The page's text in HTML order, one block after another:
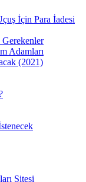
İçin Para İadesi
Adamları
(2021)